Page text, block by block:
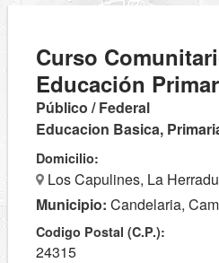
Curso
Educación
Público / Federal
Educacion Basica,
Domicilio:
Los Capulines, La
Municipio: Candelaria,
Codigo Postal (C.P.):
24315